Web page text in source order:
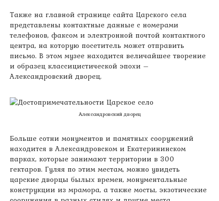
Также на главной странице сайта Царского села
представлены контактные данные с номерами
телефонов, факсом и электронной почтой контактного
центра, на которую посетитель может отправить
письмо. В этом музее находится величайшее творение
и образец классицистической эпохи –
Александровский дворец.
Александровский дворец
Больше сотни монументов и памятных сооружений
находится в Александровском и Екатерининском
парках, которые занимают территории в 300
гектаров. Гуляя по этим местам, можно увидеть
царские дворцы былых времен, монументальные
конструкции из мрамора, а также мосты, экзотические